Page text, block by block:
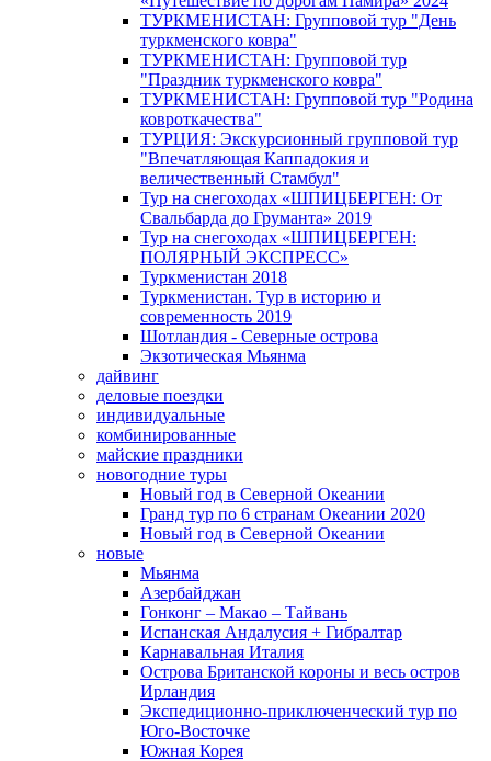
ТУРКМЕНИСТАН: Групповой тур "День
туркменского ковра"
ТУРКМЕНИСТАН: Групповой тур
"Праздник туркменского ковра"
ТУРКМЕНИСТАН: Групповой тур "Родина
ковроткачества"
ТУРЦИЯ: Экскурсионный групповой тур
"Впечатляющая Каппадокия и
величественный Стамбул"
Тур на снегоходах «ШПИЦБЕРГЕН: От
Свальбарда до Груманта» 2019
Тур на снегоходах «ШПИЦБЕРГЕН:
ПОЛЯРНЫЙ ЭКСПРЕСС»
Туркменистан 2018
Туркменистан. Тур в историю и
современность 2019
Шотландия - Северные острова
Экзотическая Мьянма
дайвинг
деловые поездки
индивидуальные
комбинированные
майские праздники
новогодние туры
Новый год в Северной Океании
Гранд тур по 6 странам Океании 2020
Новый год в Северной Океании
новые
Мьянма
Азербайджан
Гонконг – Макао – Тайвань
Испанская Андалусия + Гибралтар
Карнавальная Италия
Острова Британской короны и весь остров
Ирландия
Экспедиционно-приключенческий тур по
Юго-Восточке
Южная Корея